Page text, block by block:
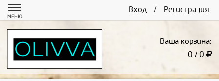
Вход / Регистрация
МЕНЮ
Ваша корзина:
0 / 0